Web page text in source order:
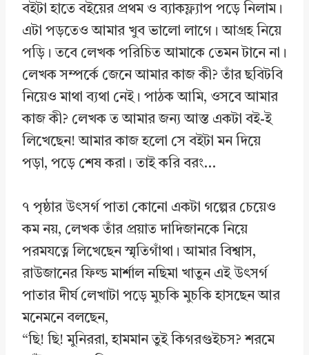
বইটা হাতে বইয়ের প্রথম ও ব্যাকফ্ল্যাপ পড়ে নিলাম।
এটা পড়তেও আমার খুব ভালো লাগে। আগ্রহ নিয়ে
পড়ি। তবে লেখক পরিচিত আমাকে তেমন টানে না।
লেখক সম্পর্কে জেনে আমার কাজ কী? তাঁর ছবিটবি
নিয়েও মাথা ব্যথা নেই। পাঠক আমি, ওসবে আমার
কাজ কী? লেখক ত আমার জন্য আস্ত একটা বই-ই
লিখেছেন! আমার কাজ হলো সে বইটা মন দিয়ে
পড়া, পড়ে শেষ করা। তাই করি বরং…
৭ পৃষ্ঠার উৎসর্গ পাতা কোনো একটা গল্পের চেয়েও
কম নয়, লেখক তাঁর প্রয়াত দাদিজানকে নিয়ে
পরমযত্নে লিখেছেন স্মৃতিগাঁথা। আমার বিশ্বাস,
রাউজানের ফিল্ড মার্শাল নছিমা খাতুন এই উৎসর্গ
পাতার দীর্ঘ লেখাটা পড়ে মুচকি মুচকি হাসছেন আর
মনেমনে বলছেন,
“ছি! ছি! মুনিররা, হামমান তুই কিগরগুইচস? শরমে